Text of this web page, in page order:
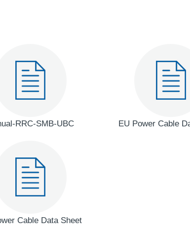
RRC-SMB-UBC EU Power Cable
Cable Data Sheet